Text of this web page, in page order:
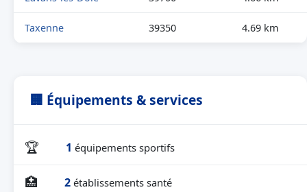
Taxenne 39350 4.69 km
🏢 Équipements & services
🏆 1 équipements sportifs
🏥 2 établissements santé